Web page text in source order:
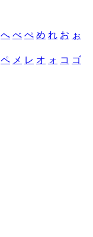
へ べ ぺ め れ お ぉ
ペ メ レ オ ォ コ ゴ